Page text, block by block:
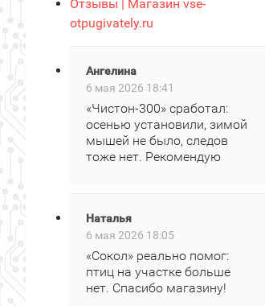
Отзывы | Магазин vse-
otpugivately.ru
Ангелина
6 мая 2026 18:41
«Чистон‑300» сработал:
осенью установили, зимой
мышей не было, следов
тоже нет. Рекомендую
Наталья
6 мая 2026 18:05
«Сокол» реально помог:
птиц на участке больше
нет. Спасибо магазину!